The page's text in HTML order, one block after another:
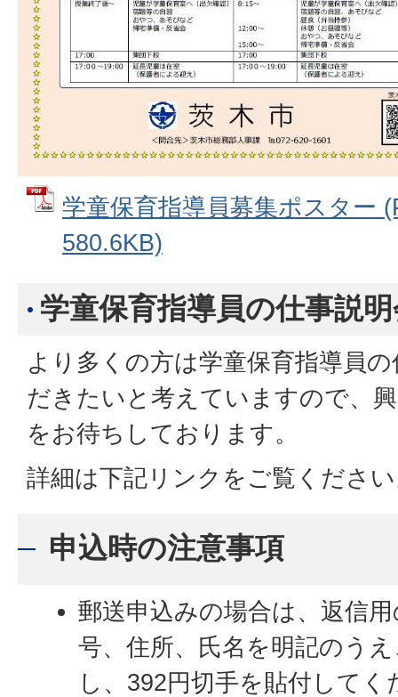
学童保育指導員募集ポスター
580.6KB)
学童保育指導員の仕事説
より多くの方は学童保育指導員
だきたいと考えていますので、
をお待ちしております。
詳細は下記リンクをご覧くださ
申込時の注意事項
郵送申込みの場合は、返信
号、住所、氏名を明記のう
し、392円切手を貼付してく